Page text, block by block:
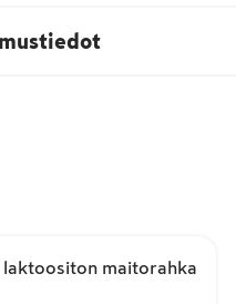
maitorahka